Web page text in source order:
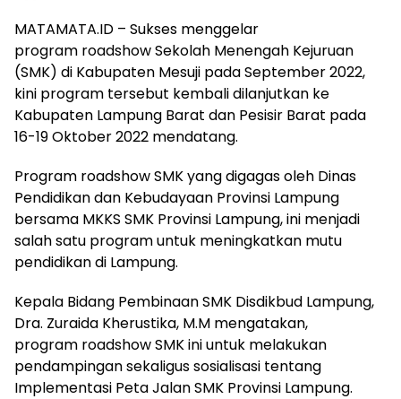
MATAMATA.ID – Sukses menggelar
program roadshow Sekolah Menengah Kejuruan
(SMK) di Kabupaten Mesuji pada September 2022,
kini program tersebut kembali dilanjutkan ke
Kabupaten Lampung Barat dan Pesisir Barat pada
16-19 Oktober 2022 mendatang.
Program roadshow SMK yang digagas oleh Dinas
Pendidikan dan Kebudayaan Provinsi Lampung
bersama MKKS SMK Provinsi Lampung, ini menjadi
salah satu program untuk meningkatkan mutu
pendidikan di Lampung.
Kepala Bidang Pembinaan SMK Disdikbud Lampung,
Dra. Zuraida Kherustika, M.M mengatakan,
program roadshow SMK ini untuk melakukan
pendampingan sekaligus sosialisasi tentang
Implementasi Peta Jalan SMK Provinsi Lampung.